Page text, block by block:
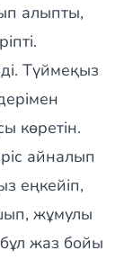
алыпты,
Түймеқыз
көретін.
айналып
еңкейіп,
жұмулы
жаз бойы